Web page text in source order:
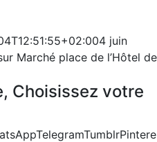
4 juin
Marché place de l’Hôtel de
Choisissez votre
TelegramTumblr